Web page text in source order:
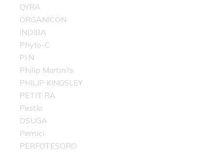
QYRA
ORGANICON
INDIBA
Phyto-C
PI.N
Philip Martin?s
PHILIP KINGSLEY
PETIT RA
Pestlo
OSUGA
Pernici
PERFOTESORO